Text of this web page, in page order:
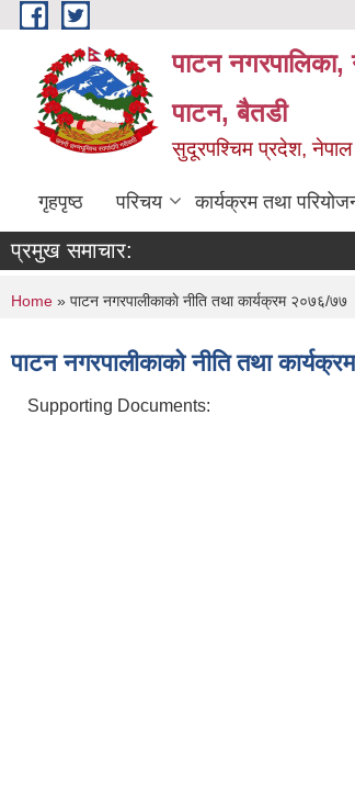
Skip to main content
पाटन नगरपालिका,
पाटन, बैतडी
सुदूरपश्चिम प्रदेश, नेपाल
गृहपृष्ठ परिचय कार्यक्रम तथा
प्रमुख समाचार:
You are here
Home » पाटन नगरपालीकाकाे नीति तथा कार्यक्रम २०७६/७७
पाटन नगरपालीकाकाे नीति तथा
Supporting Documents: